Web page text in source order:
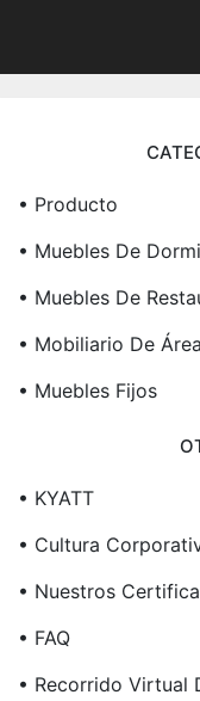
• Producto
• Muebles De
• Muebles De
• Mobiliario De
• Muebles Fijos
• KYATT
• Cultura
• Nuestros
• FAQ
• Recorrido Virtual